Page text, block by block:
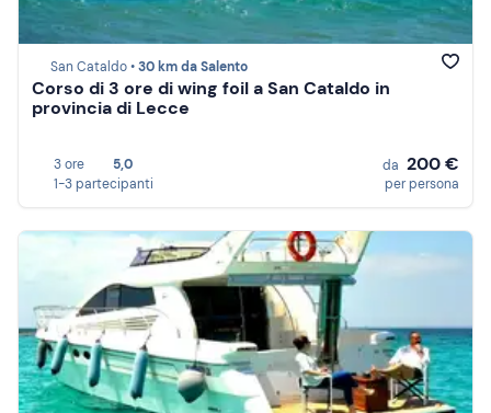
San Cataldo •30 km da Salento
Corso di 3 ore di wing foil a San Cataldo in
provincia di Lecce
3 ore
5,0
1-3 partecipanti
da 200 €
per persona